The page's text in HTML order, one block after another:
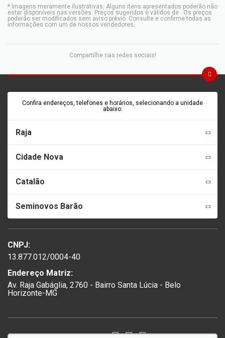
* Imagens meramente ilustrativas. Alguns itens apresentados poderão não
estar disponíveis nas versões. Preços sugeridos e válidos de . Os preços
poderão ser modificados sem aviso prévio. Consulte e confirme todas as
informações com um de nossos vendedores.
Compartilhe nas redes sociais!
Confira endereços, telefones e horários, selecionando a unidade
abaixo:
Raja
Cidade Nova
Catalão
Seminovos Barão
CNPJ:
13.877.012/0004-40
Endereço Matriz:
Av. Raja Gabáglia, 2760 - Bairro Santa Lúcia - Belo
Horizonte-MG